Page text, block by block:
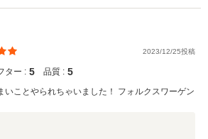
2023/12/25投稿
ター : 5 品質 : 5
いことやられちゃいました！ フォルクスワーゲン